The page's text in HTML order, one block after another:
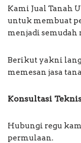
Kami Jual Tanah
untuk membuat
menjadi
Berikut yakni
memesan jasa
Konsultasi
Hubungi regu
permulaan.